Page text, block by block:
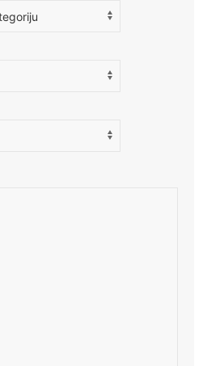
filtrētu sarakstu